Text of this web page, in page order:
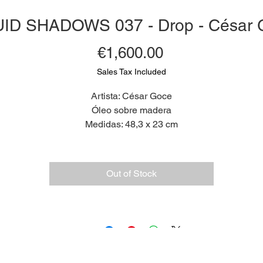
SHADOWS 037 - Drop - César
€1,600.00Price
Sales Tax Included
Artista: César Goce
Óleo sobre madera
Medidas: 48,3 x 23 cm
Out of Stock